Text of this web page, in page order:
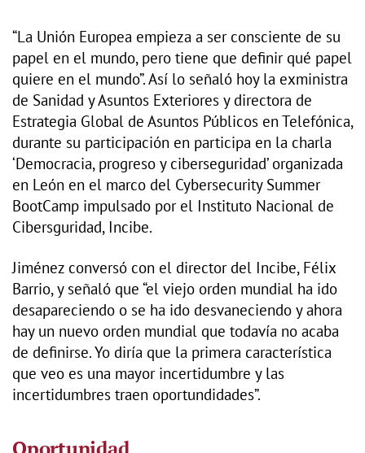
“La Unión Europea empieza a ser consciente de su
papel en el mundo, pero tiene que definir qué papel
quiere en el mundo”. Así lo señaló hoy la exministra
de Sanidad y Asuntos Exteriores y directora de
Estrategia Global de Asuntos Públicos en Telefónica,
durante su participación en participa en la charla
‘Democracia, progreso y ciberseguridad’ organizada
en León en el marco del Cybersecurity Summer
BootCamp impulsado por el Instituto Nacional de
Cibersguridad, Incibe.
Jiménez conversó con el director del Incibe, Félix
Barrio, y señaló que “el viejo orden mundial ha ido
desapareciendo o se ha ido desvaneciendo y ahora
hay un nuevo orden mundial que todavía no acaba
de definirse. Yo diría que la primera característica
que veo es una mayor incertidumbre y las
incertidumbres traen oportundidades”.